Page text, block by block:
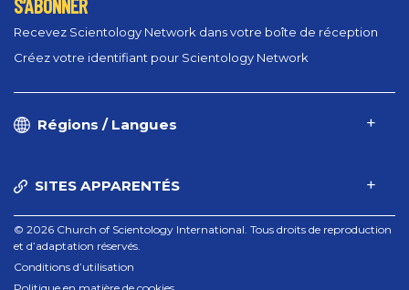
S’ABONNER
Recevez Scientology Network dans votre boîte de réception
Créez votre identifiant pour Scientology Network
Régions / Langues
SITES APPARENTÉS
© 2026 Church of Scientology International. Tous droits de reproduction
et d’adaptation réservés.
Conditions d’utilisation